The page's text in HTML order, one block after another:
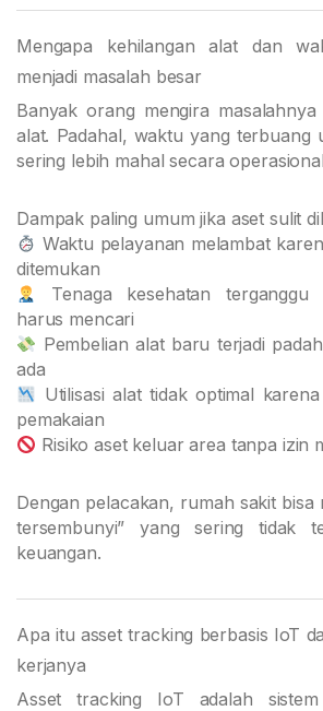
Mengapa kehilangan alat dan
menjadi masalah besar
Banyak orang mengira
alat. Padahal, waktu yang terbuang
sering lebih mahal secara
Dampak paling umum jika aset sulit
Waktu pelayanan melambat
ditemukan
Tenaga kesehatan terganggu
harus mencari
Pembelian alat baru terjadi
ada
Utilisasi alat tidak optimal
pemakaian
Risiko aset keluar area tanpa izin
Dengan pelacakan, rumah sakit bisa
tersembunyi” yang sering tidak
keuangan.
Apa itu asset tracking berbasis IoT
kerjanya
Asset tracking IoT adalah